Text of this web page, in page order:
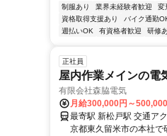
制服あり 業界未経験者歓迎 変
資格取得支援あり
バイク通勤
週払いOK
有資格者歓迎 研修
正社員
屋内作業メインの電
有限会社森脇電気
月給300,000円～
最寄駅 新松戸駅 交通アクセス JR常磐線「新松戸駅」から車で約2分 ※入社後は東
京都東久留米市の本社で研修を行います 研修終了